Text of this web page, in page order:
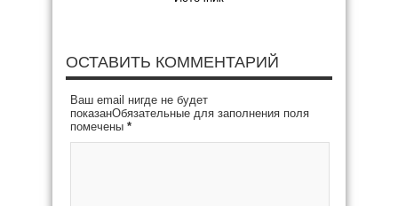
ОСТАВИТЬ КОММЕНТАРИЙ
Ваш email нигде не будет
показанОбязательные для заполнения поля
помечены *